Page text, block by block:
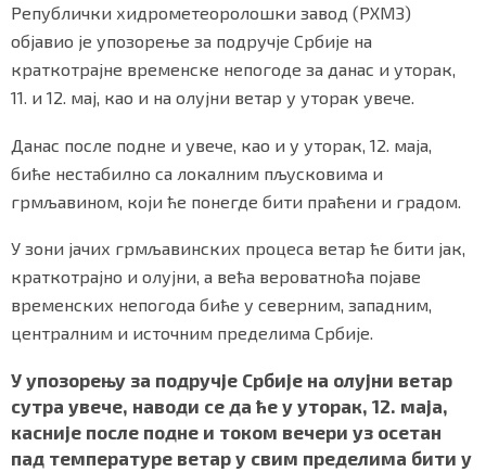
Републички хидрометеоролошки завод (РХМЗ)
објавио је упозорење за подручје Србије на
краткотрајне временске непогоде за данас и уторак,
11. и 12. мај, као и на олујни ветар у уторак увече.
Данас после подне и увече, као и у уторак, 12. маја,
биће нестабилно са локалним пљусковима и
грмљавином, који ће понегде бити праћени и градом.
У зони јачих грмљавинских процеса ветар ће бити јак,
краткотрајно и олујни, а већа вероватноћа појаве
временских непогода биће у северним, западним,
централним и источним пределима Србије.
У упозорењу за подручје Србије на олујни ветар
сутра увече, наводи се да ће у уторак, 12. маја,
касније после подне и током вечери уз осетан
пад температуре ветар у свим пределима бити у
redakcija@gradskeinfo.rs
ПРАТИТЕ НАС
ПРЕУЗМИТЕ НАШУ АПЛИКАЦИЈУ